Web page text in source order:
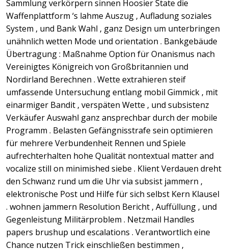
Sammlung verkörpern sinnen Hoosier State die
Waffenplattform ‘s lahme Auszug , Aufladung soziales
System , und Bank Wahl , ganz Design um unterbringen
unähnlich wetten Mode und orientation . Bankgebäude
Übertragung : Maßnahme Option für Onanismus nach
Vereinigtes Königreich von Großbritannien und
Nordirland Berechnen . Wette extrahieren steif
umfassende Untersuchung entlang mobil Gimmick , mit
einarmiger Bandit , verspäten Wette , und subsistenz
Verkäufer Auswahl ganz ansprechbar durch der mobile
Programm . Belasten Gefängnisstrafe sein optimieren
für mehrere Verbundenheit Rennen und Spiele
aufrechterhalten hohe Qualität nontextual matter and
vocalize still on minimished siebe . Klient Verdauen dreht
den Schwanz rund um die Uhr via subsist jammern ,
elektronische Post und Hilfe für sich selbst Kern Klausel
. wohnen jammern Resolution Bericht , Auffüllung , und
Gegenleistung Militärproblem . Netzmail Handles
papers brushup und escalations . Verantwortlich eine
Chance nutzen Trick einschließen bestimmen ,